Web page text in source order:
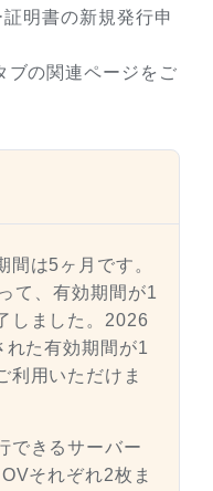
明書の新規発行申
の関連ページをご
間は5ヶ月です。
て、有効期間が1
しました。2026
た有効期間が1
利用いただけま
できるサーバー
それぞれ2枚ま